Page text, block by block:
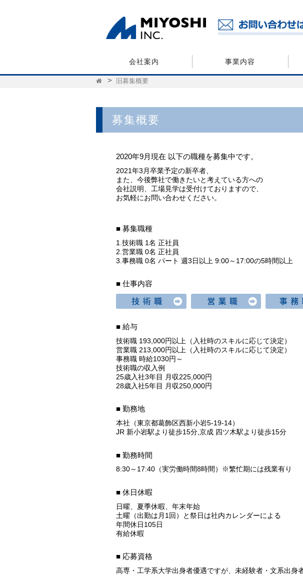
会社案内 事業内容
旧募集概要
募集概要
2020年9月現在 以下の職種を募集中です。
2021年3月卒業予定の新卒者、
また、今後弊社で働きたいと考えている方への
会社説明、工場見学は受付けておりますので、
お気軽にお問い合わせください。
■ 募集職種
1.技術職 1名 正社員
2.営業職 0名 正社員
3.事務職 0名 パート 週3日以上 9:00～17:00の5時間以上
■ 仕事内容
■ 給与
技術職 193,000円以上（入社時のスキルに応じて決定）
営業職 213,000円以上（入社時のスキルに応じて決定）
事務職 時給1030円～
技術職の収入例
25歳入社3年目 月収225,000円
28歳入社5年目 月収250,000円
■ 勤務地
本社（東京都葛飾区西新小岩5-19-14）
JR 新小岩駅より徒歩15分,京成 四ツ木駅より徒歩15分
■ 勤務時間
8:30～17:40（実労働時間8時間）※繁忙期には残業有り
■ 休日休暇
日曜、夏季休暇、年末年始
土曜（出勤は月1回）と祭日は社内カレンダーによる
年間休日105日
有給休暇
■ 応募資格
高専・工学系大学出身者優遇ですが、未経験者・文系出身